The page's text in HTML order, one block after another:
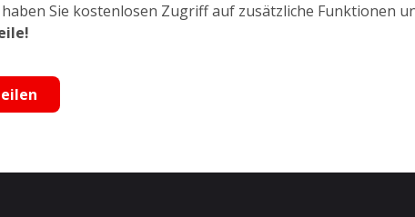
Sie kostenlosen Zugriff auf zusätzliche Funktionen